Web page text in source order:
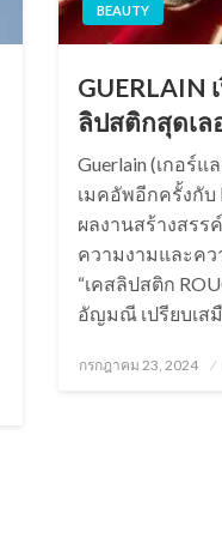
BEAUTY
GUERLAIN
ลิปสติกสุดเล
Guerlain (เกอร์
เมคอัพอีกครั้งกับ
ผลงานสร้างสรร
ความงามและคว
“เคสลิปสติก
อัญมณี เปรียบเส
Posted
กรกฎาคม 23, 2024